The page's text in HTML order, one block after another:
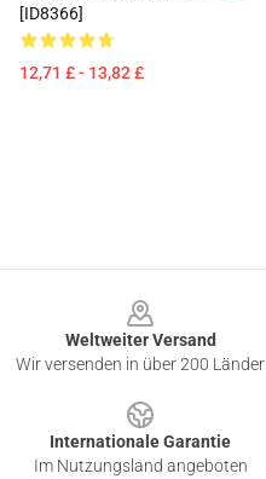
[ID8366]
12,71 £ - 13,82 £
Weltweiter Versand
Wir versenden in über 200 Länder
Internationale Garantie
Im Nutzungsland angeboten